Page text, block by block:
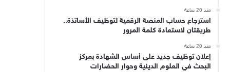
منذ 20 ساعة
استرجاع حساب المنصة الرقمية لتوظيف الأساتذة..
طريقتان لاستعادة كلمة المرور
منذ 20 ساعة
إعلان توظيف جديد على أساس الشهادة بمركز
البحث في العلوم الدينية وحوار الحضارات